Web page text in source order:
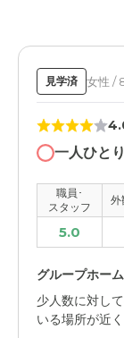
見学済 女性 /
一人ひと
職員･
スタッフ
外
5.0
グループホー
少人数に対し
いる場所が近